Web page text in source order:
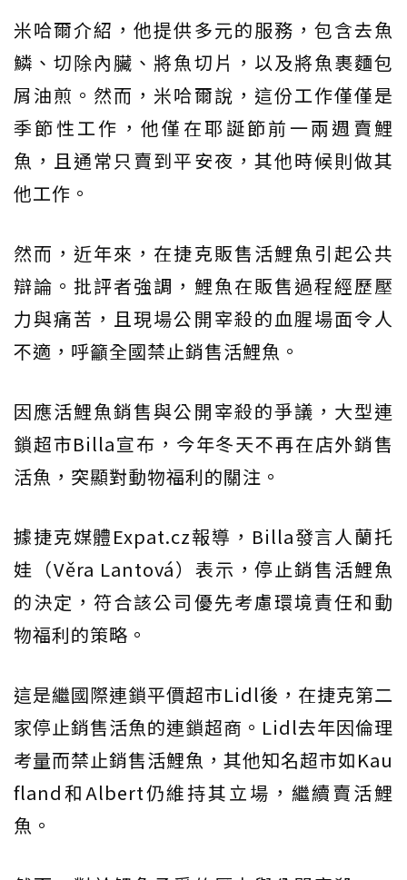
米哈爾介紹，他提供多元的服務，包含去魚
鱗、切除內臟、將魚切片，以及將魚裹麵包
屑油煎。然而，米哈爾說，這份工作僅僅是
季節性工作，他僅在耶誕節前一兩週賣鯉
魚，且通常只賣到平安夜，其他時候則做其
他工作。
然而，近年來，在捷克販售活鯉魚引起公共
辯論。批評者強調，鯉魚在販售過程經歷壓
力與痛苦，且現場公開宰殺的血腥場面令人
不適，呼籲全國禁止銷售活鯉魚。
因應活鯉魚銷售與公開宰殺的爭議，大型連
鎖超市Billa宣布，今年冬天不再在店外銷售
活魚，突顯對動物福利的關注。
據捷克媒體Expat.cz報導，Billa發言人蘭托
娃（Věra Lantová）表示，停止銷售活鯉魚
的決定，符合該公司優先考慮環境責任和動
物福利的策略。
這是繼國際連鎖平價超市Lidl後，在捷克第二
家停止銷售活魚的連鎖超商。Lidl去年因倫理
考量而禁止銷售活鯉魚，其他知名超市如Kau
fland和Albert仍維持其立場，繼續賣活鯉
魚。